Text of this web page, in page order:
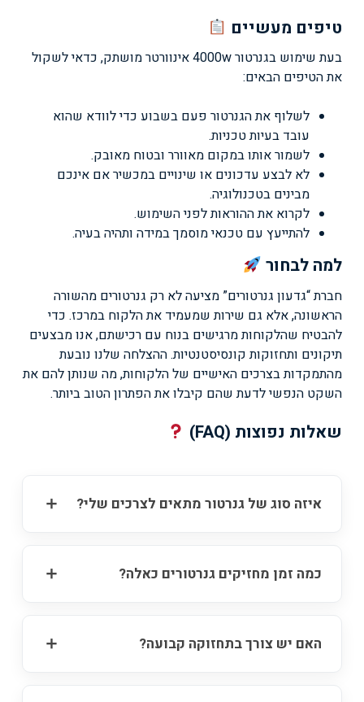
טיפים מעשיים
בעת שימוש בגנרטור 4000w אינוורטר מושתק, כדאי לשקול
את הטיפים הבאים:
לשלוף את הגנרטור פעם בשבוע כדי לוודא שהוא
עובד בעיות טכניות.
לשמור אותו במקום מאוורר ובטוח מאובק.
לא לבצע עדכונים או שינויים במכשיר אם אינכם
מבינים בטכנולוגיה.
לקרוא את ההוראות לפני השימוש.
להתייעץ עם טכנאי מוסמך במידה ותהיה בעיה.
למה לבחור
חברת “גדעון גנרטורים” מציעה לא רק גנרטורים מהשורה
הראשונה, אלא גם שירות שמעמיד את הלקוח במרכז. כדי
להבטיח שהלקוחות מרגישים בנוח עם רכישתם, אנו מבצעים
תיקונים ותחזוקות קונסיסטנטיות. ההצלחה שלנו נובעת
מהתמקדות בצרכים האישיים של הלקוחות, מה שנותן להם את
השקט הנפשי לדעת שהם קיבלו את הפתרון הטוב ביותר.
שאלות נפוצות (FAQ)
איזה סוג של גנרטור מתאים לצרכים שלי?
כמה זמן מחזיקים גנרטורים כאלה?
האם יש צורך בתחזוקה קבועה?